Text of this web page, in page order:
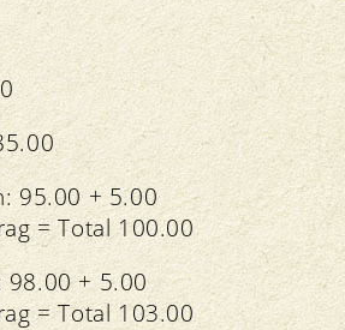
95.00 + 5.00
= Total 100.00
98.00 + 5.00
= Total 103.00